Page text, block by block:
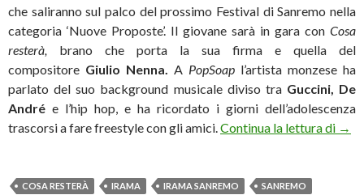
che saliranno sul palco del prossimo Festival di Sanremo nella
categoria ‘Nuove Proposte’. Il giovane sarà in gara con Cosa
resterà, brano che porta la sua firma e quella del
compositore Giulio Nenna. A PopSoap l’artista monzese ha
parlato del suo background musicale diviso tra Guccini, De
André e l’hip hop, e ha ricordato i giorni dell’adolescenza
trascorsi a fare freestyle con gli amici. Continua la lettura di →
COSA RESTERÀ IRAMA IRAMA SANREMO SANREMO